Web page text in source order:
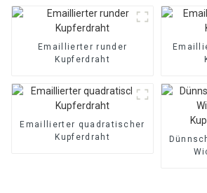
Emaillierter runder
Kupferdraht
Emaillierter quadratischer
Kupferdraht